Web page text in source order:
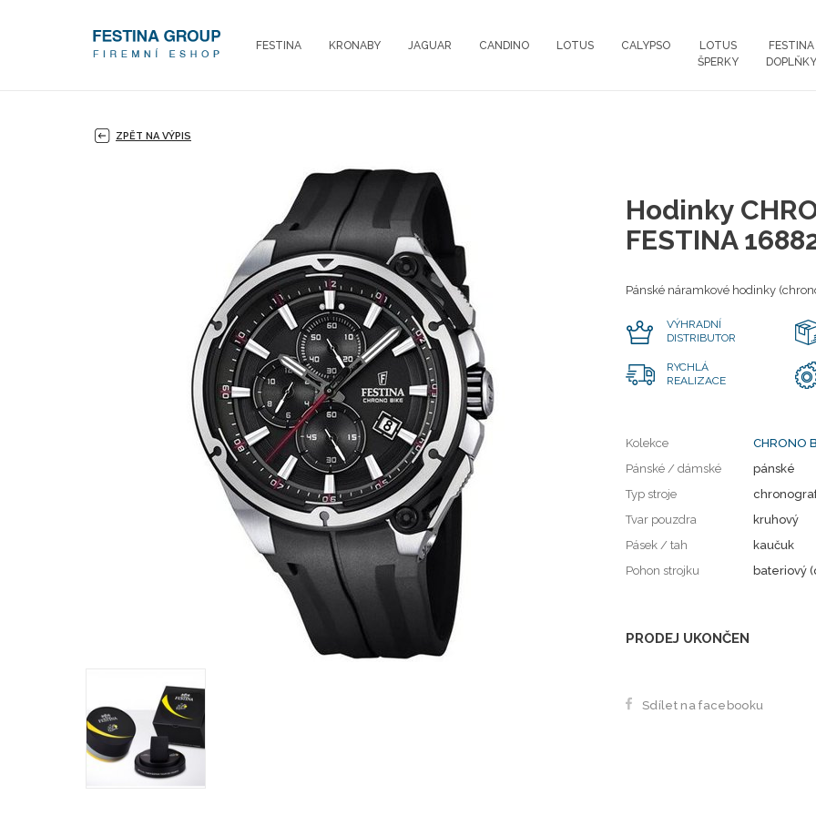
FESTINA KRONABY JAGUAR CANDINO LOTUS CALYPSO
LOTUS
ŠPERKY
FESTINA
DOPLŇKY
ZPĚT NA VÝPIS
Hodinky
FESTINA
Pánské náramkové hodinky
VÝHRADNÍ
DISTRIBUTOR
RYCHLÁ
REALIZACE
Kolekce
CHRONO
Pánské / dámské
pánské
Typ stroje
Tvar pouzdra
kruhový
Pásek / tah
kaučuk
Pohon strojku
bateriový
PRODEJ UKONČEN
Sdílet na facebooku